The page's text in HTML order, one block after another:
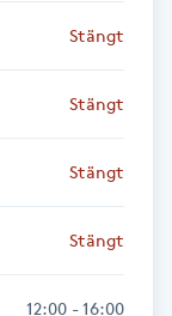
Stängt
Stängt
Stängt
Stängt
12:00 - 16:00